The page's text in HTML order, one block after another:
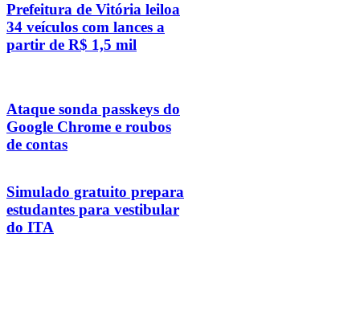
Prefeitura de Vitória leiloa
34 veículos com lances a
partir de R$ 1,5 mil
Ataque sonda passkeys do
Google Chrome e roubos
de contas
Simulado gratuito prepara
estudantes para vestibular
do ITA